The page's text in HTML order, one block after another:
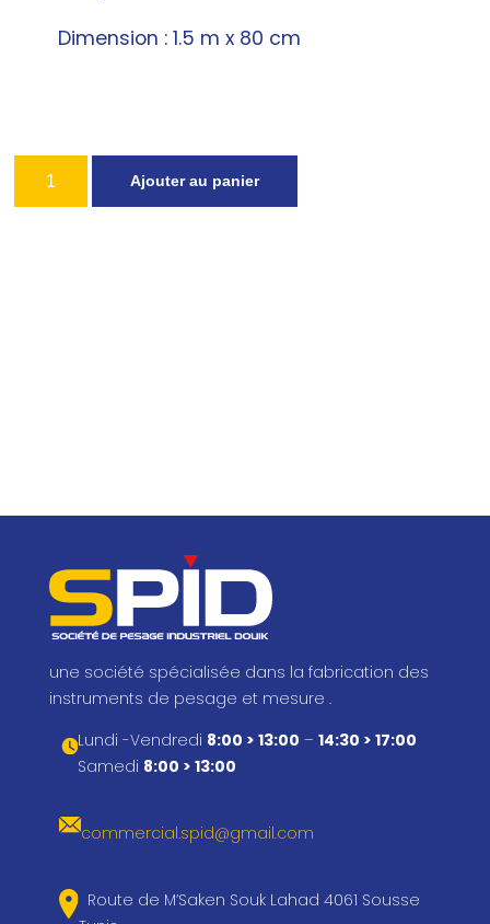
Dimension : 1.5 m x 80 cm
Ajouter au panier
une société spécialisée dans la fabrication des
instruments de pesage et mesure .
Lundi -Vendredi 8:00 > 13:00 –14:30 > 17:00
Samedi 8:00 > 13:00
commercial.spid@gmail.com
Route de M’Saken Souk Lahad 4061 Sousse